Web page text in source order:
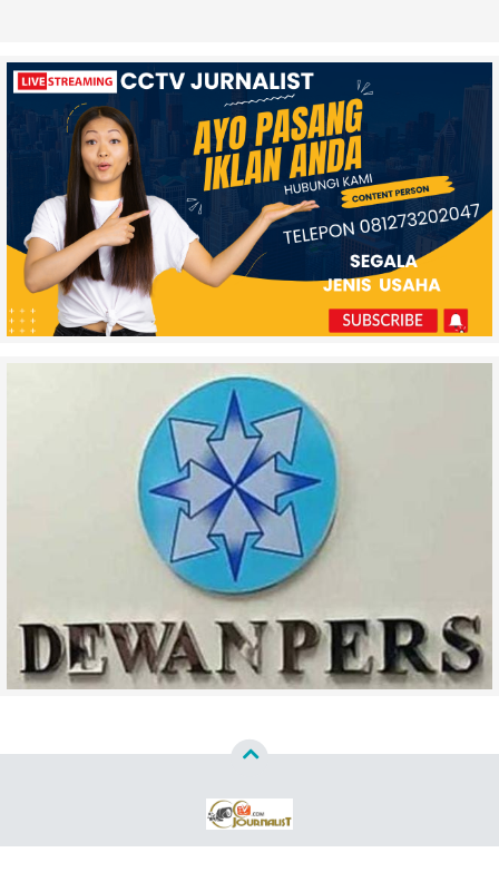
Copyright ©2026WWW CCTVJURNALISTCOM™